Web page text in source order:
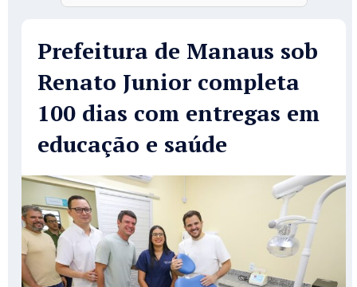
Prefeitura de Manaus sob
Renato Junior completa
100 dias com entregas em
educação e saúde